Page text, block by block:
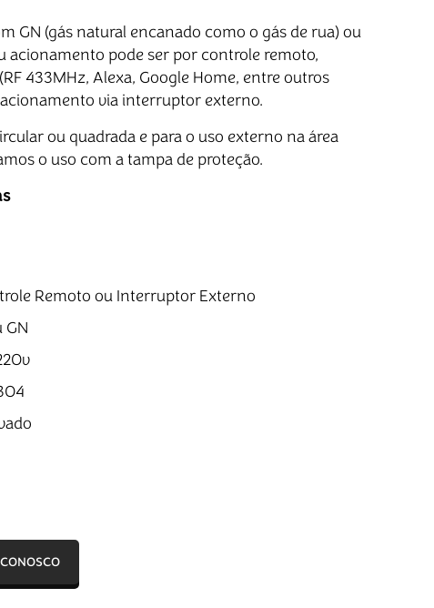
GN (gás natural encanado como o gás de rua) ou
acionamento pode ser por controle remoto,
433MHz, Alexa, Google Home, entre outros
via interruptor externo.
ou quadrada e para o uso externo na área
o uso com a tampa de proteção.
Remoto ou Interruptor Externo
GN